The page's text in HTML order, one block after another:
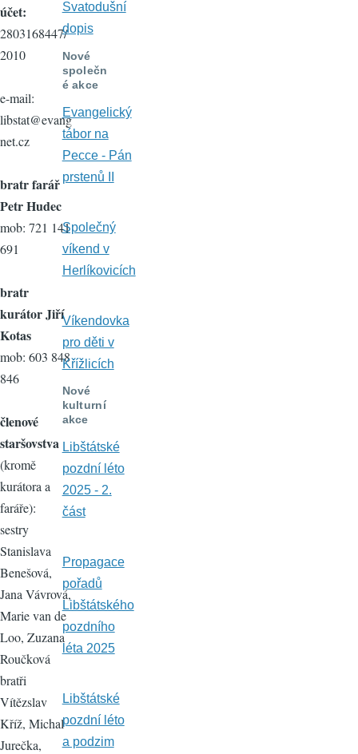
účet:
2803168447/
2010
e-mail:
libstat@evang
net.cz
bratr farář
Petr Hudec
mob: 721 141
691
bratr
kurátor Jiří
Kotas
mob: 603 848
846
členové
staršovstva
(kromě
kurátora a
faráře):
sestry
Stanislava
Benešová,
Jana Vávrová,
Marie van de
Loo, Zuzana
Roučková
bratři
Vítězslav
Kříž, Michal
Jurečka,
Svatodušní
dopis
Nové
společn
é akce
Evangelický
tábor na
Pecce - Pán
prstenů II
Společný
víkend v
Herlíkovicích
Víkendovka
pro děti v
Křížlicích
Nové
kulturní
akce
Libštátské
pozdní léto
2025 - 2.
část
Propagace
pořadů
Libštátského
pozdního
léta 2025
Libštátské
pozdní léto
a podzim